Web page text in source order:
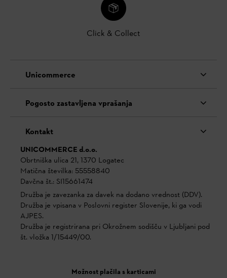
Click & Collect
Unicommerce
Pogosto zastavljena vprašanja
Kontakt
UNICOMMERCE d.o.o.
Obrtniška ulica 21, 1370 Logatec
Matična številka: 55558840
Davčna št.: SI15661474
Družba je zavezanka za davek na dodano vrednost (DDV).
Družba je vpisana v Poslovni register Slovenije, ki ga vodi
AJPES.
Družba je registrirana pri Okrožnem sodišču v Ljubljani pod
št. vložka 1/15449/00.
Možnost plačila s karticami